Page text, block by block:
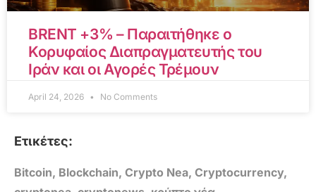
BRENT +3% – Παραιτήθηκε ο
Κορυφαίος Διαπραγματευτής του
Ιράν και οι Αγορές Τρέμουν
April 24, 2026 No Comments
Ετικέτες:
Bitcoin, Blockchain, Crypto Nea, Cryptocurrency,